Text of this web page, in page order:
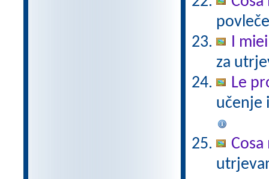
I
za
Le
učenje